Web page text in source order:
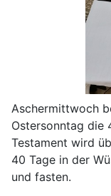
Aschermittwoch
Ostersonntag die
Testament wird
40 Tage in der
und fasten.